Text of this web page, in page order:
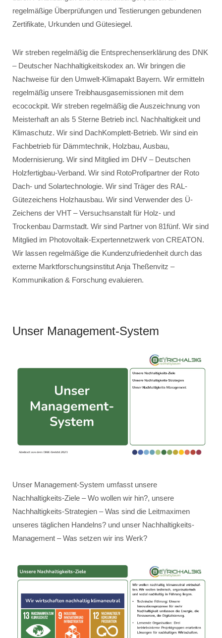
regelmäßige Überprüfungen und Testierungen gebundenen
Zertifikate, Urkunden und Gütesiegel.
Wir streben regelmäßig die Entsprechenserklärung des DNK
– Deutscher Nachhaltigkeitskodex an. Wir bringen die
Nachweise für den Umwelt-Klimapakt Bayern. Wir ermitteln
regelmäßig unsere Treibhausgasemissionen mit dem
ecocockpit. Wir streben regelmäßig die Auszeichnung von
Meisterhaft an als 5 Sterne Betrieb incl. Nachhaltigkeit und
Klimaschutz. Wir sind DachKomplett-Betrieb. Wir sind ein
Fachbetrieb für Dämmtechnik, Holzbau, Ausbau,
Modernisierung. Wir sind Mitglied im DHV – Deutschen
Holzfertigbau-Verband. Wir sind RotoProfipartner der Roto
Dach- und Solartechnologie. Wir sind Träger des RAL-
Gütezeichens Holzhausbau. Wir sind Verwender des Ü-
Zeichens der VHT – Versuchsanstalt für Holz- und
Trockenbau Darmstadt. Wir sind Partner von 81fünf. Wir sind
Mitglied im Photovoltaik-Expertennetzwerk von CREATON.
Wir lassen regelmäßige die Kundenzufriedenheit durch das
externe Marktforschungsinstitut Anja Theßenvitz –
Kommunikation & Forschung evaluieren.
Unser Management-System
Unser Management-System umfasst unsere
Nachhaltigkeits-Ziele – Wo wollen wir hin?, unsere
Nachhaltigkeits-Strategien – Was sind die Leitmaximen
unseres täglichen Handelns? und unser Nachhaltigkeits-
Management – Was setzen wir ins Werk?